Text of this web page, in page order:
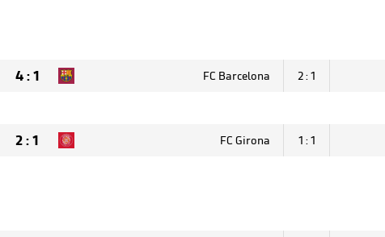
4:1 FC Barcelona 2 : 1
2:1 FC Girona 1 : 1